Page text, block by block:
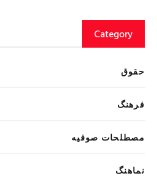
Category
حقوق
فرهنگ
مصطلحات صوفیه
نماهنگ